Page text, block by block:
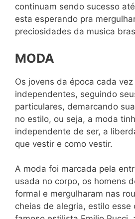
continuam sendo sucesso
esta esperando pra
preciosidades da musica
MODA
Os jovens da época cada vez
independentes, seguindo
particulares, demarcando
no estilo, ou seja, a moda
independente de ser, a
que vestir e como vestir.
A moda foi marcada pela
usada no corpo, os homens
formal e mergulharam nas
cheias de alegria, estilo esse